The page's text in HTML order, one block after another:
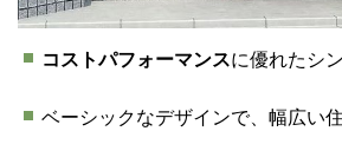
コストパフォーマンスに優れたシ
ベーシックなデザインで、幅広い